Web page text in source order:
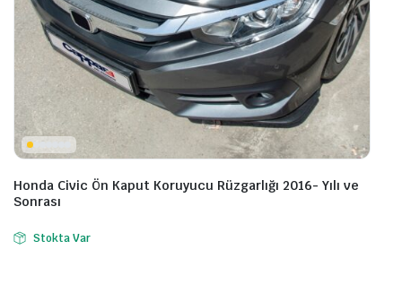
Honda Civic Ön Kaput Koruyucu Rüzgarlığı 2016- Yılı ve
Sonrası
Stokta Var